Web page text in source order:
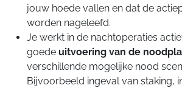
jouw hoede vallen en dat de
worden nageleefd.
Je werkt in de nachtoperaties
goede uitvoering van de
verschillende mogelijke nood
Bijvoorbeeld ingeval van staking,